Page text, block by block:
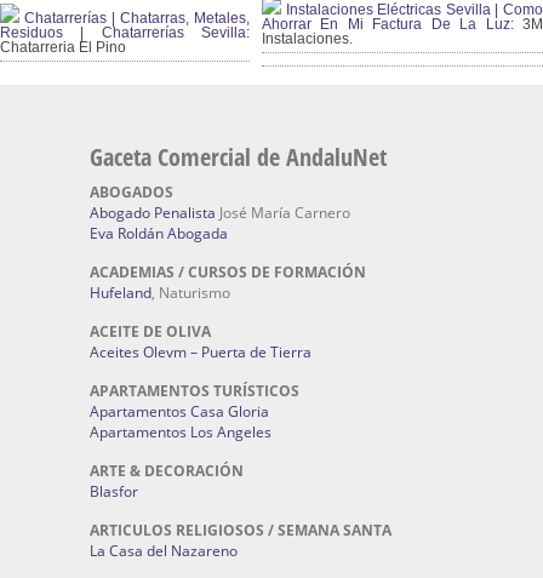
Chatarrerías | Chatarras, Metales,
Residuos | Chatarrerías Sevilla:
Chatarreria El Pino
Instalaciones Eléctricas Sevilla | Como
Ahorrar En Mi Factura De La Luz:3M
Instalaciones.
Gaceta Comercial de AndaluNet
ABOGADOS
Abogado Penalista José María Carnero
Eva Roldán Abogada
ACADEMIAS / CURSOS DE FORMACIÓN
Hufeland, Naturismo
ACEITE DE OLIVA
Aceites Olevm – Puerta de Tierra
APARTAMENTOS TURÍSTICOS
Apartamentos Casa Gloria
Apartamentos Los Angeles
ARTE & DECORACIÓN
Blasfor
ARTICULOS RELIGIOSOS / SEMANA SANTA
La Casa del Nazareno